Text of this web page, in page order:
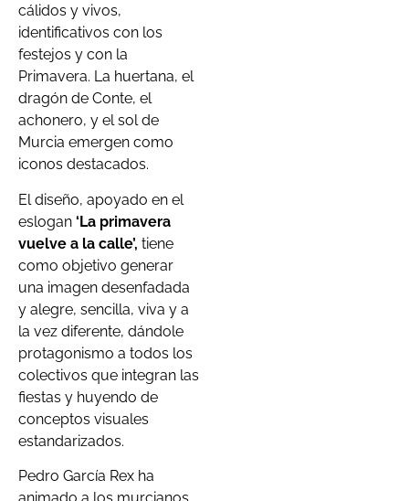
cálidos y vivos,
identificativos con los
festejos y con la
Primavera. La huertana, el
dragón de Conte, el
achonero, y el sol de
Murcia emergen como
iconos destacados.
El diseño, apoyado en el
eslogan ‘La primavera
vuelve a la calle’, tiene
como objetivo generar
una imagen desenfadada
y alegre, sencilla, viva y a
la vez diferente, dándole
protagonismo a todos los
colectivos que integran las
fiestas y huyendo de
conceptos visuales
estandarizados.
Pedro García Rex ha